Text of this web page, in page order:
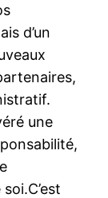
d’un
une